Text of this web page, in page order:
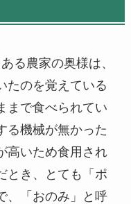
る農家の奥様は、
たのを覚えている
まで食べられてい
る機械が無かった
高いため食用され
とき、とても「ポ
、「おのみ」と呼